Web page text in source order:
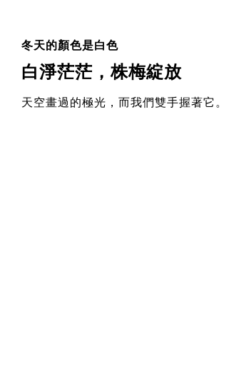
冬天的顏色是白色
白淨茫茫，株梅綻放
天空畫過的極光，而我們雙手握著它。